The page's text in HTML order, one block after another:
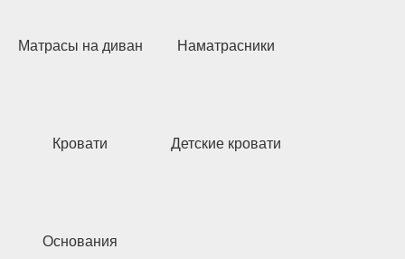
Матрасы на диван Наматрасники
Кровати Детские кровати
Основания